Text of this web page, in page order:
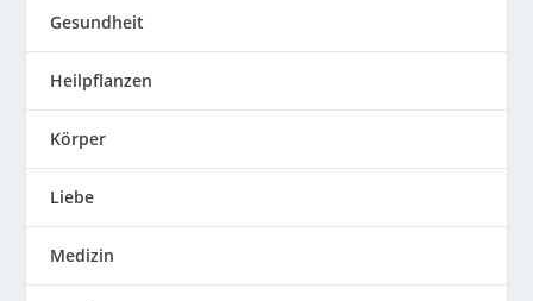
Gesundheit
Heilpflanzen
Körper
Liebe
Medizin